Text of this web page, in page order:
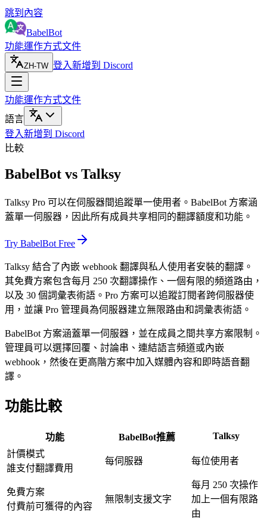
跳到內容
BabelBot
功能運作方式文件
ZH-TW 登入新增到 Discord
功能運作方式文件
語言
登入新增到 Discord
比較
BabelBot vs Talksy
Talksy Pro 可以在伺服器間追蹤單一使用者。BabelBot 方案涵
蓋單一伺服器，因此所有成員共享相同的翻譯額度和功能。
Try BabelBot Free
Talksy 結合了內嵌 webhook 翻譯與私人使用者安裝的翻譯。
其免費方案包含每月 250 次翻譯操作、一個有限的頻道路由，
以及 30 個詞彙表術語。Pro 方案可以追蹤訂閱者跨伺服器使
用，並讓 Pro 管理員為伺服器建立無限路由和詞彙表術語。
BabelBot 方案涵蓋單一伺服器，並在成員之間共享方案限制。
管理員可以選擇回覆、討論串、連結語言頻道或內嵌
webhook，然後在更高階方案中加入媒體內容和即時語音翻
譯。
功能比較
功能 BabelBot推薦
Talksy
計價模式
誰支付翻譯費用
每伺服器 每位使用者
免費方案
付費前可獲得的內容
無限制支援文字
每月 250 次操作
加上一個有限路
由